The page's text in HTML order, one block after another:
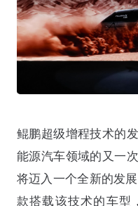
鲲鹏超级增程技术的
能源汽车领域的又一
将迈入一个全新的发
款搭载该技术的车型